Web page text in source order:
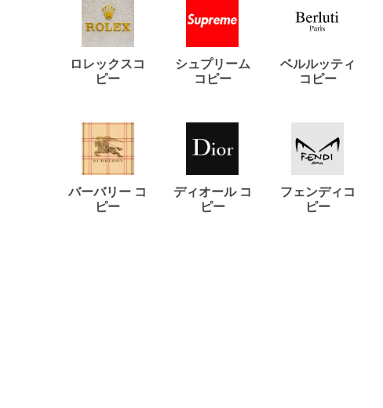
ロレックスコ
ピー
シュプリーム
コピー
ベルルッティ
コピー
バーバリー コ
ピー
ディオール コ
ピー
フェンディコ
ピー